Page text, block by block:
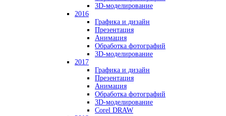
3D-моделирование
2016
Графика и дизайн
Презентация
Анимация
Обработка фотографий
3D-моделирование
2017
Графика и дизайн
Презентация
Анимация
Обработка фотографий
3D-моделирование
Corel DRAW